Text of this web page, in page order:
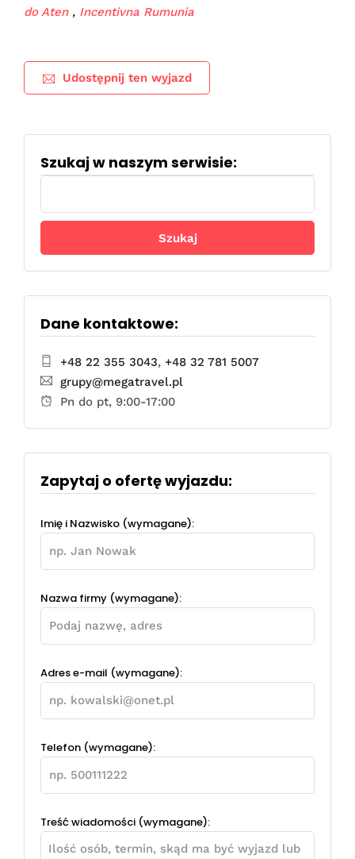
do Aten, Incentivna Rumunia
Udostępnij ten wyjazd
Szukaj w naszym serwisie:
Dane kontaktowe:
+48 22 355 3043, +48 32 781 5007
grupy@megatravel.pl
Pn do pt, 9:00-17:00
Zapytaj o ofertę wyjazdu:
Imię i Nazwisko (wymagane):
Nazwa firmy (wymagane):
Adres e-mail (wymagane):
Telefon (wymagane):
Treść wiadomości (wymagane):